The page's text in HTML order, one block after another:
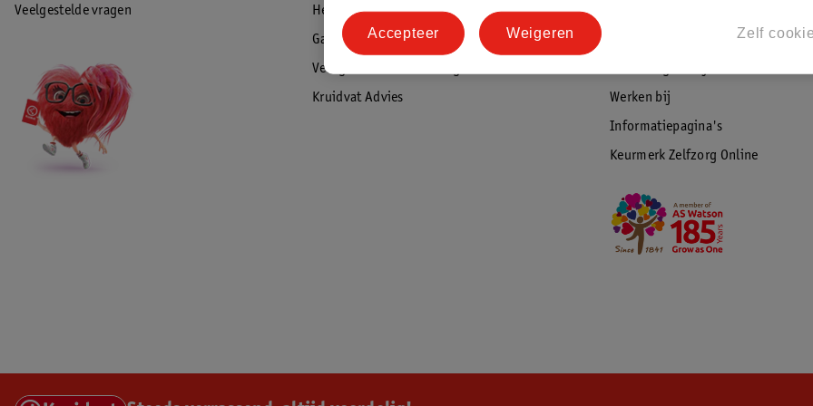
Veelgestelde vragen
Herroepen & retourneren
Garantie
Veiligheidswaarschuwingen
Kruidvat Advies
Werken bij
Informatiepagina's
Keurmerk Zelfzorg Online
Zelf
Weigeren
Accepteer